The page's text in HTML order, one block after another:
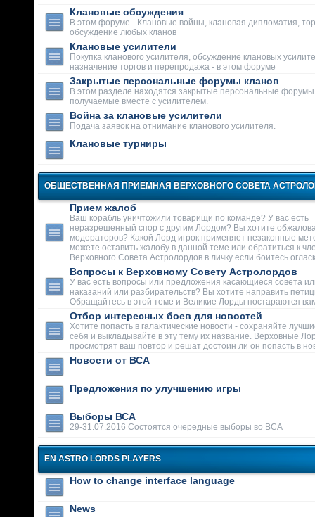
Клановые обсуждения
В этом форуме - Клановые войны, клановая дипломатия,
обсуждение любых кланов
Клановые усилители
Покупка кланового усилителя, обсуждение клановых
назначение торгов и перепродажа - в этом форуме
Закрытые персональные форумы кланов
В этом разделе находятся закрытые персональные форумы
получаемые вместе с усилителем.
Война за клановые усилители
Подача заявок на отнимание кланового усилителя.
Клановые турниры
ОБЩЕСТВЕННАЯ ПРИЕМНАЯ ВЕРХОВНОГО СОВЕТА
Прием жалоб
Ваш корабль уничтожили товарищи по команде? У вас есть
неразрешенный спор с другим Лордом? Вы хотите
модераторов? Какой Лорд игрок применяет незаконные
можете оставить жалобу в данной теме или обратиться к
Верховного Совета Астролордов в личку если боитесь
Вопросы к Верховному Совету Астролордов
У вас есть вопросы или предложения касающиеся совета
наказаний или разбирательств? Вы хотите направить
Обращайтесь в этой теме и Великие Лорды постараются
Отбор интересных боев для новостей
Хотите попасть в галактические новости - сохраняйте
себя и выкладывайте в эту тему их название. Верховные
просмотрят ваш повтор и решат достоин ли он попасть в
Новости от ВСА
Предложения по улучшению игры
Выборы ВСА
29-31.07.2016 Состоятся очередные выборы во ВСА
EN ASTRO LORDS PLAYERS
How to change interface language
News